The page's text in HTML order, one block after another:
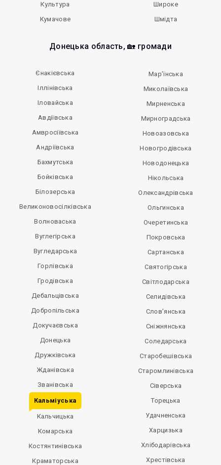
Культура
Кумачове
Широке
Шмідта
Донецька область, 🏡 громади
Єнакієвська
Іллінівська
Іловайська
Авдіївська
Амвросіївська
Андріївська
Бахмутська
Бойківська
Білозерська
Великоновосілківська
Волноваська
Вуглегірська
Вугледарська
Горлівська
Гродівська
Дебальцівська
Добропільська
Докучаєвська
Донецька
Дружківська
Жданівська
Званівська
Кальміуська
Кальчицька
Комарська
Костянтинівська
Краматорська
Мар’їнська
Миколаївська
Мирненська
Мирноградська
Новоазовська
Новогродівська
Новодонецька
Нікольська
Олександрівська
Ольгинська
Очеретинська
Покровська
Сартанська
Святогірська
Світлодарська
Селидівська
Слов’янська
Сніжнянська
Соледарська
Старобешівська
Старомлинівська
Сіверська
Торецька
Удачненська
Харцизька
Хлібодарівська
Хрестівська